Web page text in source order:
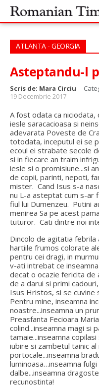
ATLANTA - GEORGIA
Asteptandu-l
Scris de: Mara Circiu
19 Decembrie 2017
A fost odata ca
iesle saracacioasa si
adevarata Poveste de
totodata, inceputul ei se
ecoul ei strabate secole
si in fiecare an traim
iesle si o promisiune...si
de copii, parinti, nepoti,
mister. Cand Isus s-a
nu L-a asteptat cum s-ar
fiul lui Dumenzeu. Putini
menirea Sa pe acest
tuturor. Cati dintre noi
Dincolo de agitatia
hartiile frumos colorate
pentru cei dragi, in
v-ati intrebat ce
decat o ocazie fericita de
de a darui si primi
Isus Hristos, si se cuvine
Pentru mine, inseamna
noastre...inseamna un
Preasfanta Fecioara
colind...inseamna magi si
tamaie...inseamna
iubire si zambetul tainic al
portocale...inseamna
luminoasa…inseamna
dalbe...inseamna
recunostinta!